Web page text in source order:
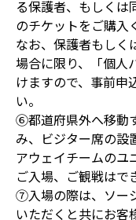
る保護者、もしくは
のチケットをご購入
なお、保護者もしく
場合に限り、「個人
けますので、事前申
い。
⑥都道府県外へ移動
み、ビジター席の設
アウェイチームのユ
ご入場、ご観戦はで
⑦入場の際は、ソー
いただくと共にお客